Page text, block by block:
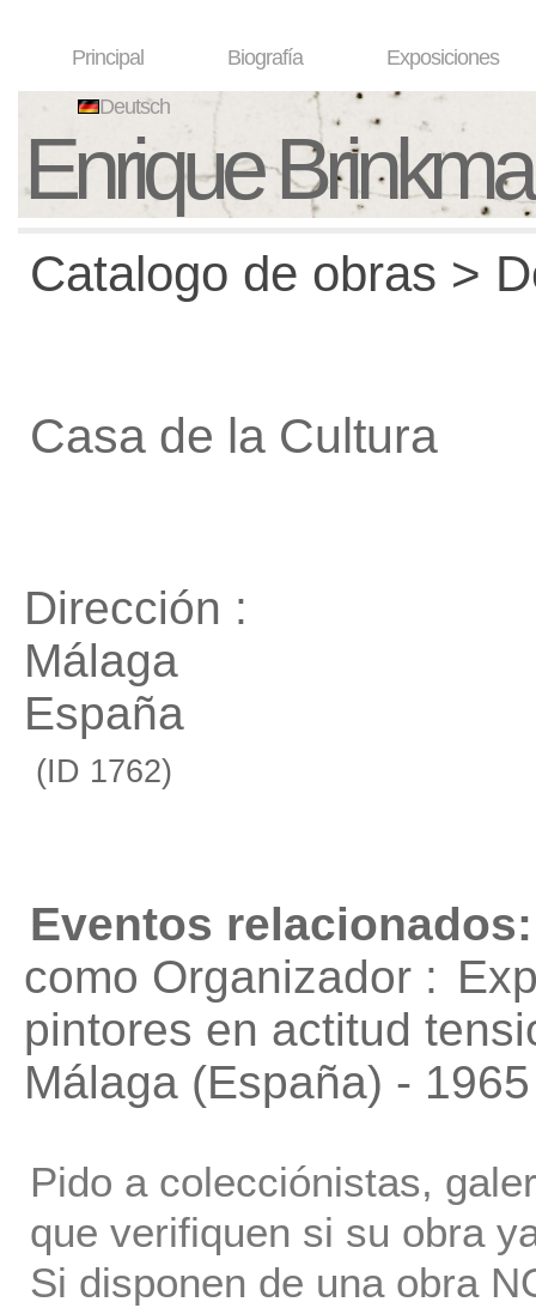
Principal Biografía Exposiciones
Deutsch
Enrique
Catalogo de obras >
Casa de la Cultura
Dirección :
Málaga
España
(ID 1762)
Eventos relacionados:
como Organizador :
pintores en actitud
Málaga (España) - 1965
Pido a colecciónistas,
que verifiquen si su obra
Si disponen de una obra